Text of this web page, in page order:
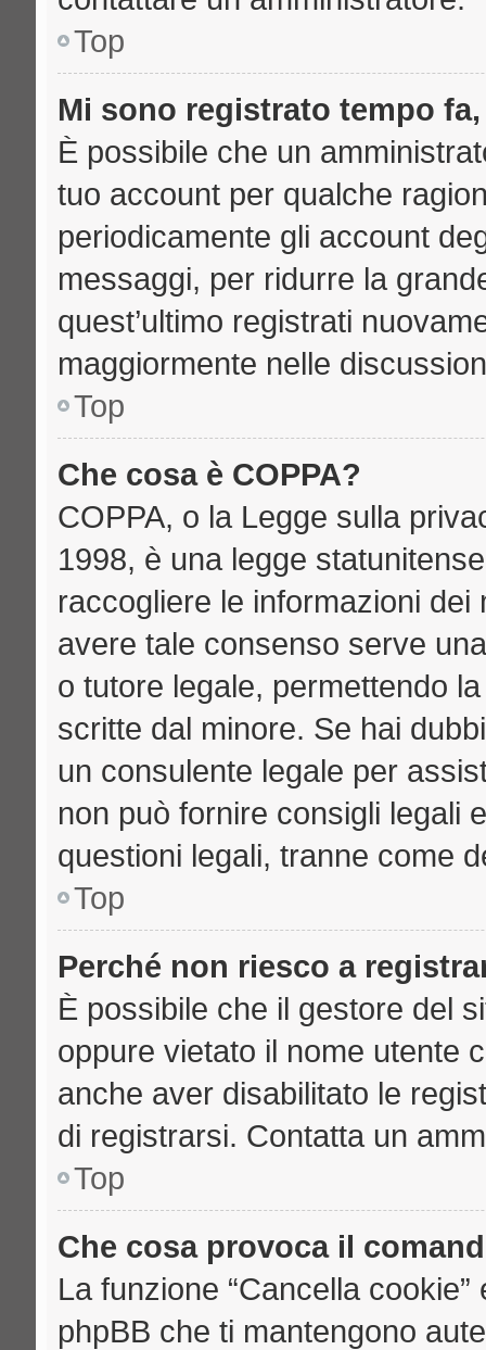
Top
Mi sono registrato tempo
È possibile che un
tuo account per qualche
periodicamente gli account
messaggi, per ridurre la
quest’ultimo registrati
maggiormente nelle
Top
Che cosa è COPPA?
COPPA, o la Legge sulla
1998, è una legge
raccogliere le informazioni
avere tale consenso serve
o tutore legale, permettendo
scritte dal minore. Se hai
un consulente legale per
non può fornire consigli legali
questioni legali, tranne come
Top
Perché non riesco a
È possibile che il gestore del
oppure vietato il nome utente
anche aver disabilitato le
di registrarsi. Contatta un
Top
Che cosa provoca il
La funzione “Cancella
phpBB che ti mantengono